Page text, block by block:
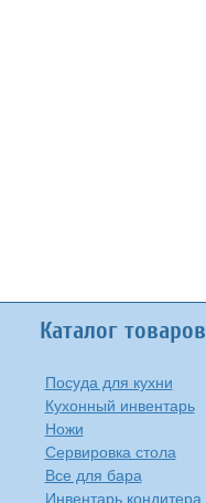
Каталог товаров
Посуда для кухни
Кухонный инвентарь
Ножи
Сервировка стола
Все для бара
Инвентарь кондитера